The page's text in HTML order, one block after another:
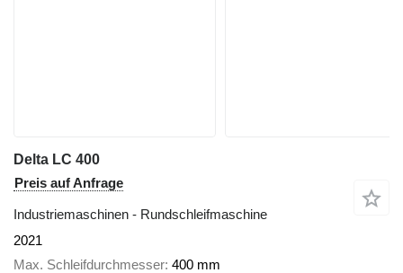
Delta LC 400
Preis auf Anfrage
Industriemaschinen - Rundschleifmaschine
2021
Max. Schleifdurchmesser 400 mm